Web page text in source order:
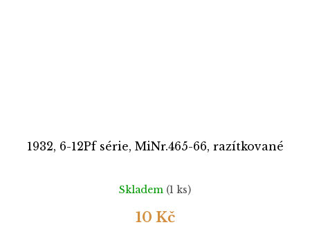
1932, 6-12Pf série, MiNr.465-66, razítkované
Skladem (1 ks)
10 Kč